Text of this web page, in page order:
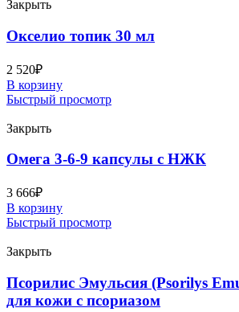
Закрыть
Окселио топик 30 мл
2 520₽
В корзину
Быстрый просмотр
Закрыть
Омега 3-6-9 капсулы с НЖК
3 666₽
В корзину
Быстрый просмотр
Закрыть
Псорилис Эмульсия (Psorilys
для кожи с псориазом